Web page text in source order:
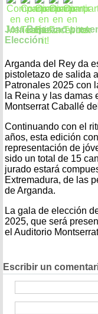
Jota Bejarano
Elección
Arganda del Rey da
pistoletazo de salida
Patronales 2025 con
la Reina y las damas
Montserrat Caballé
Continuando con el
años, esta edición
representación de
sido un total de 15
jurado estará
Extremadura, de las
de Arganda.
La gala de elección
2025, que será
el Auditorio
Escribir un